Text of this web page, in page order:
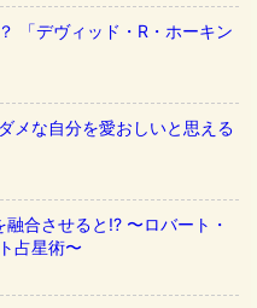
「デヴィッド・R・ホーキン
メな自分を愛おしいと思える
合させると!? 〜ロバート・
占星術〜